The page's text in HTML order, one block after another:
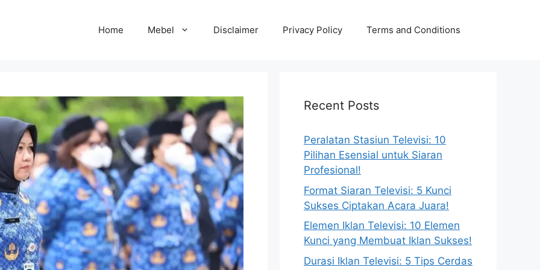
Home Mebel Disclaimer Privacy Policy Terms and Conditions
Recent Posts
Peralatan Stasiun Televisi: 10
Pilihan Esensial untuk Siaran
Profesional!
Format Siaran Televisi: 5 Kunci
Sukses Ciptakan Acara Juara!
Elemen Iklan Televisi: 10 Elemen
Kunci yang Membuat Iklan Sukses!
Durasi Iklan Televisi: 5 Tips Cerdas